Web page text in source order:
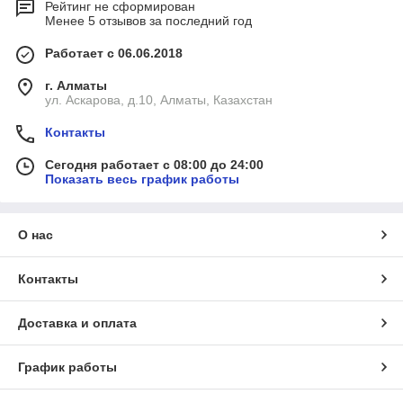
Доступные цены
Ввиду прямого сотрудничества с поставщиками мы
устанавливаем доступные цены.
Ассортимент
В нашей организации вы можете выгодно заказать
разные группы противовоспалительных препаратов,
отличающихся высоким уровнем эффективности.
суставов рекомендуются для лечения
взрослых со средним или запущенным
артритом. Например, препарат Ксельянз,
предназначен для того, чтобы быстро и
ПРЕПАРАТЫ ДЛЯ СУСТАВОВ И СВЯЗОК ИМЕННО У НАС?
производителями, которые заявили о
себе с лучшей стороны
является лучшим вариантом, чем
инъекции
Рейтинг не сформирован
Менее 5 отзывов за последний год
Работает с 06.06.2018
г. Алматы
ул. Аскарова, д.10, Алматы, Казахстан
Контакты
Сегодня работает с 08:00 до 24:00
Показать весь график работы
О нас
Контакты
Доставка и оплата
График работы